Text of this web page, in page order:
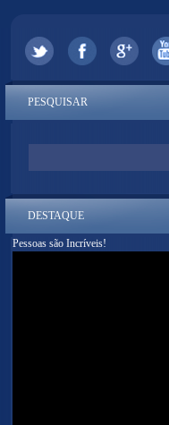
PESQUISAR
DESTAQUE
Pessoas são Incríveis!